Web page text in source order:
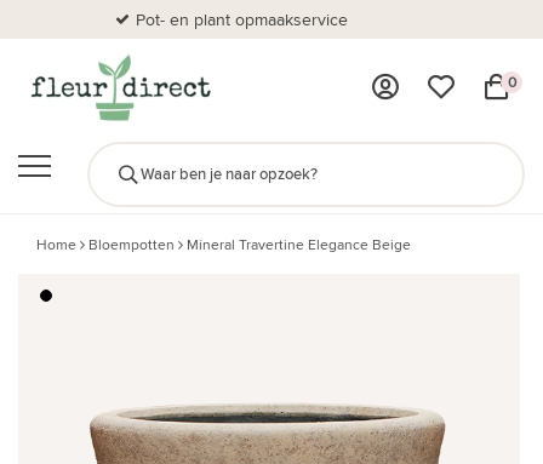
Pot- en plant opmaakservice
0
Home Bloempotten Mineral Travertine Elegance Beige